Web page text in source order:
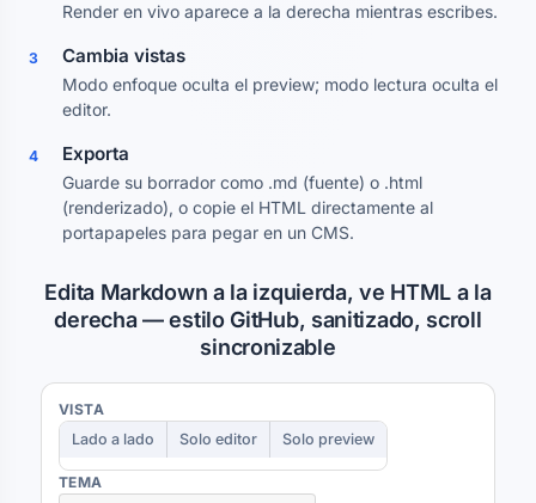
Render en vivo aparece a la derecha mientras escribes.
3 Cambia vistas
Modo enfoque oculta el preview; modo lectura oculta el
editor.
4 Exporta
Guarde su borrador como .md (fuente) o .html
(renderizado), o copie el HTML directamente al
portapapeles para pegar en un CMS.
Edita Markdown a la izquierda, ve HTML a la
derecha — estilo GitHub, sanitizado, scroll
sincronizable
VISTA
Lado a lado
Solo editor Solo preview
TEMA